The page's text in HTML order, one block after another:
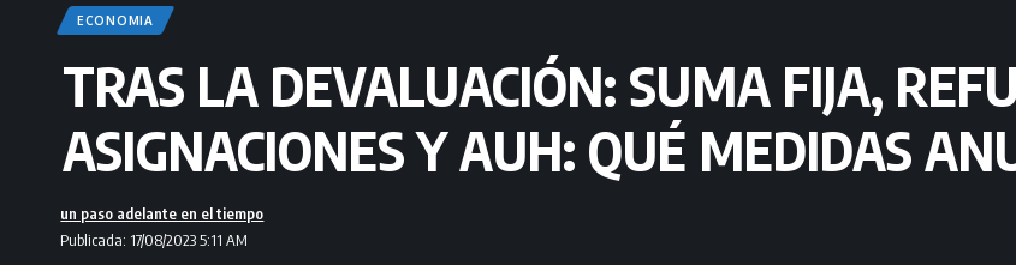
ECONOMIA
TRAS LA DEVALUACIÓN: SUMA FIJA,
ASIGNACIONES Y AUH: QUÉ MEDIDAS
Publicada: 17/08/2023 5:11 AM
un paso adelante en el tiempo